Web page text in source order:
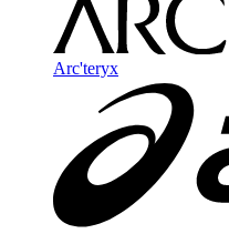
Arc'teryx